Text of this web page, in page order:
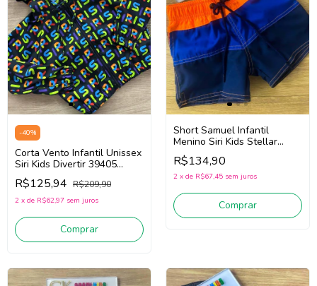
-40%
Corta Vento Infantil Unissex
Siri Kids Divertir 39405
(Preto)
R$125,94 R$209,90
2 x de R$62,97 sem juros
Comprar
Short Samuel Infantil
Menino Siri Kids Stellar
40523 (Laranja/Azul)
R$134,90
2 x de R$67,45 sem juros
Comprar